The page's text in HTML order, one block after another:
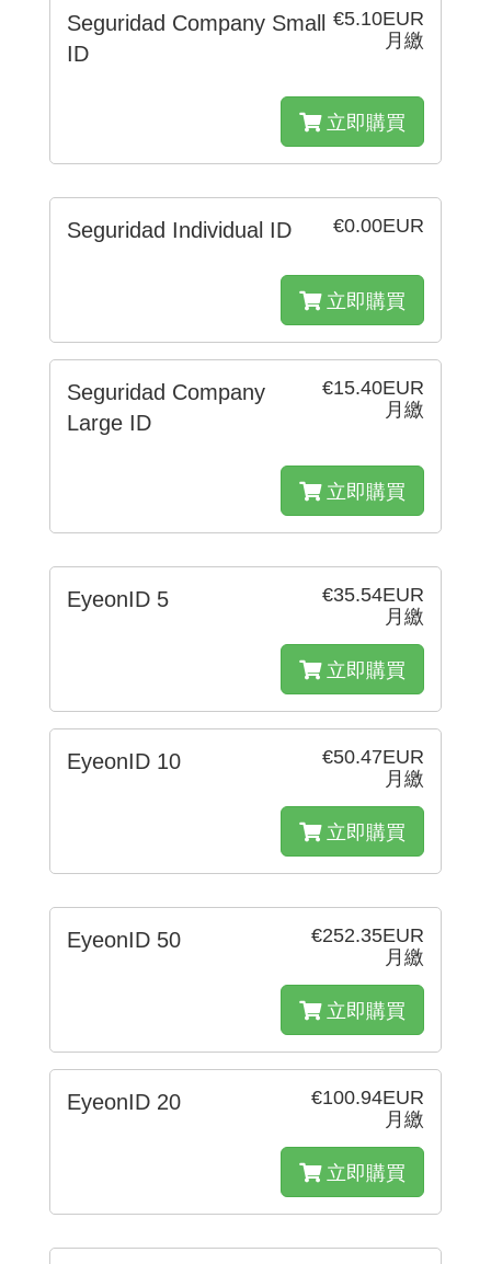
€5.10EUR
月繳
Seguridad Company Small
ID
立即購買
€0.00EUR
Seguridad Individual ID
立即購買
€15.40EUR
月繳
Seguridad Company
Large ID
立即購買
€35.54EUR
月繳
EyeonID 5
立即購買
€50.47EUR
月繳
EyeonID 10
立即購買
€252.35EUR
月繳
EyeonID 50
立即購買
€100.94EUR
月繳
EyeonID 20
立即購買